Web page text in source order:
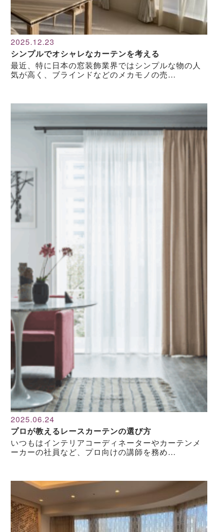
2025.12.23
シンプルでオシャレなカーテンを考える
最近、特に日本の窓装飾業界ではシンプルな物の人
気が高く、ブラインドなどのメカモノの売…
2025.06.24
プロが教えるレースカーテンの選び方
いつもはインテリアコーディネーターやカーテンメ
ーカーの社員など、プロ向けの講師を務め…